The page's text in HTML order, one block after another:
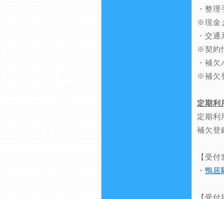
・整
※現金
・交
※契約
・補
※補欠
定期利
定期利
補欠登
【受
・ 鴨居
【受